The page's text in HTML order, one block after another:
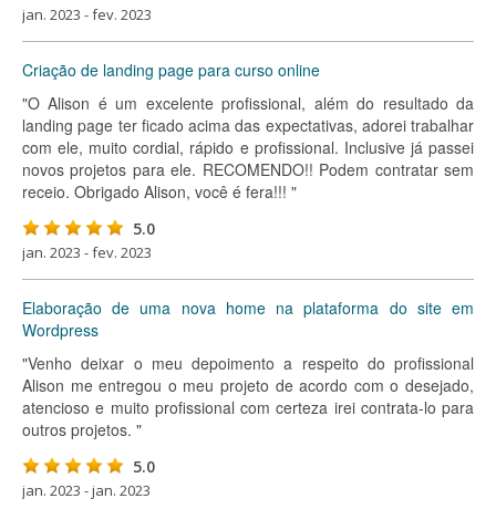
jan. 2023 - fev. 2023
Criação de landing page para curso online
"O Alison é um excelente profissional, além do resultado da
landing page ter ficado acima das expectativas, adorei trabalhar
com ele, muito cordial, rápido e profissional. Inclusive já passei
novos projetos para ele. RECOMENDO!! Podem contratar sem
receio. Obrigado Alison, você é fera!!! "
5.0
jan. 2023 - fev. 2023
Elaboração de uma nova home na plataforma do site em
Wordpress
"Venho deixar o meu depoimento a respeito do profissional
Alison me entregou o meu projeto de acordo com o desejado,
atencioso e muito profissional com certeza irei contrata-lo para
outros projetos. "
5.0
jan. 2023 - jan. 2023